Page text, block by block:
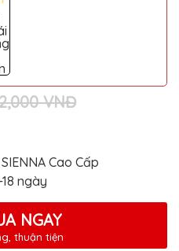
VNĐ
Cao Cấp
18 ngày
NGAY
thuận tiện